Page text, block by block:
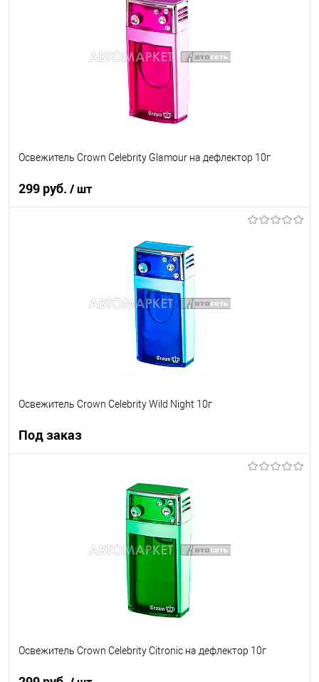
Освежитель Crown Celebrity Glamour на дефлектор 10г
299 руб. / шт
В наличии
Освежитель Crown Celebrity Wild Night 10г
Под заказ
Недоступно
Освежитель Crown Celebrity Citronic на дефлектор 10г